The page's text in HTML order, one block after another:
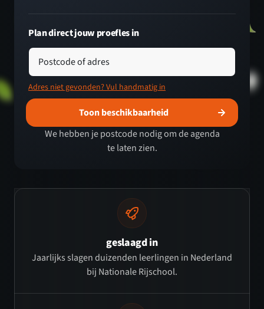
Plan direct jouw proefles in
Postcode of adres
Adres niet gevonden? Vul handmatig in
Toon beschikbaarheid
We hebben je postcode nodig om de agenda
te laten zien.
geslaagd in
Jaarlijks slagen duizenden leerlingen in Nederland
bij Nationale Rijschool.